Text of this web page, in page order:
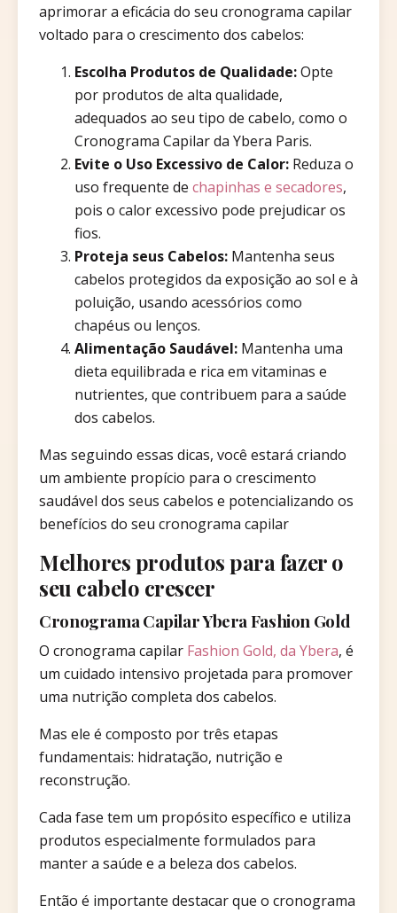
aprimorar a eficácia do seu cronograma capilar
voltado para o crescimento dos cabelos:
Escolha Produtos de Qualidade:Opte
por produtos de alta qualidade,
adequados ao seu tipo de cabelo, como o
Cronograma Capilar da Ybera Paris.
Evite o Uso Excessivo de Calor: Reduza o
uso frequente de chapinhas e secadores,
pois o calor excessivo pode prejudicar os
fios.
Proteja seus Cabelos: Mantenha seus
cabelos protegidos da exposição ao sol e à
poluição, usando acessórios como
chapéus ou lenços.
Alimentação Saudável: Mantenha uma
dieta equilibrada e rica em vitaminas e
nutrientes, que contribuem para a saúde
dos cabelos.
Mas seguindo essas dicas, você estará criando
um ambiente propício para o crescimento
saudável dos seus cabelos e potencializando os
benefícios do seu cronograma capilar
Melhores produtos para fazer o
seu cabelo crescer
Cronograma Capilar Ybera Fashion Gold
O cronograma capilar Fashion Gold, da Ybera, é
um cuidado intensivo projetada para promover
uma nutrição completa dos cabelos.
Mas ele é composto por três etapas
fundamentais: hidratação, nutrição e
reconstrução.
Cada fase tem um propósito específico e utiliza
produtos especialmente formulados para
manter a saúde e a beleza dos cabelos.
Então é importante destacar que o cronograma